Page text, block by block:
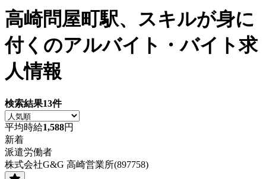
高崎問屋町駅、スキルが身に
付く のアルバイト・バイト求
人情報
検索結果13件
平均時給1,588円
新着
派遣労働者
株式会社G&G 高崎営業所(897758)